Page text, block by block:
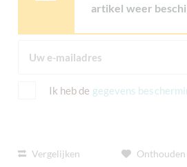
artikel weer
Ik heb de gegevens
Vergelijken Onthouden